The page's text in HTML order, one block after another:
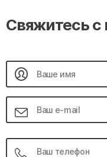
Свяжитесь с